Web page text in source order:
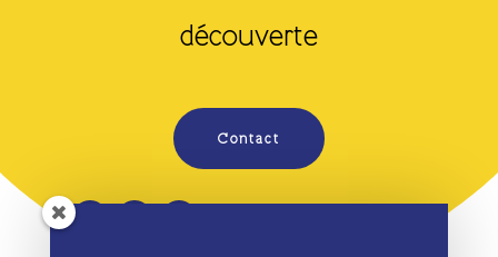
découverte
Contact